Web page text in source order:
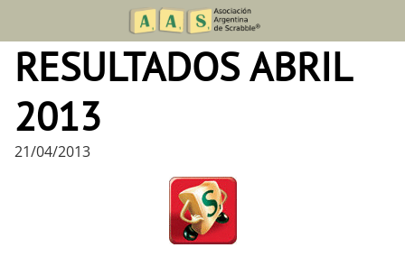
content
RESULTADOS ABRIL
2013
21/04/2013